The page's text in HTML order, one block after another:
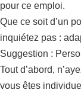
pour ce emploi.
Que ce soit d’un
inquiétez pas :
Suggestion :
Tout d’abord,
vous êtes